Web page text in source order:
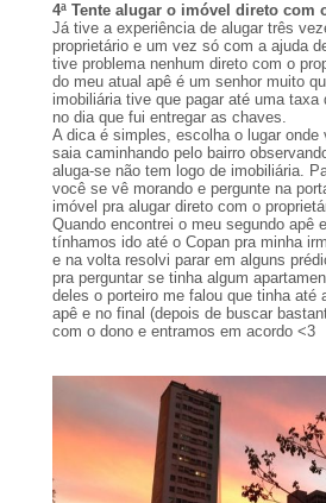
4ª Tente alugar o imóvel direto com
Já tive a experiência de alugar três
proprietário e um vez só com a ajuda
tive problema nenhum direto com o
do meu atual apê é um senhor muito
imobiliária tive que pagar até uma taxa
no dia que fui entregar as chaves.
A dica é simples, escolha o lugar onde
saia caminhando pelo bairro
aluga-se não tem logo de imobiliária.
você se vê morando e pergunte na
imóvel pra alugar direto com o
Quando encontrei o meu segundo apê
tínhamos ido até o Copan pra minha
e na volta resolvi parar em alguns
pra perguntar se tinha algum
deles o porteiro me falou que tinha até
apê e no final (depois de buscar
com o dono e entramos em acordo <3